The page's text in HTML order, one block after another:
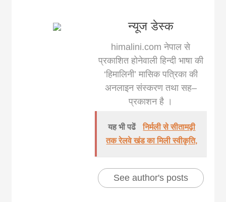
न्यूज डेस्क
himalini.com नेपाल से
प्रकाशित होनेवाली हिन्दी भाषा की
‘हिमालिनी’ मासिक पत्रिका की
अनलाइन संस्करण तथा सह–
प्रकाशन है ।
यह भी पढें
निर्मली से सीतामढ़ी
तक रेलवे खंड का मिली स्वीकृति,
See author's posts